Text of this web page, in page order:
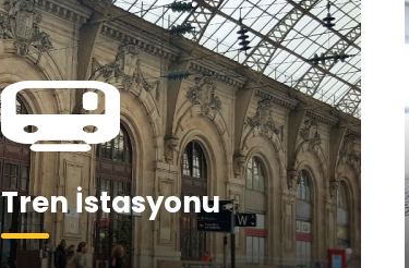
Tren İstasyonu